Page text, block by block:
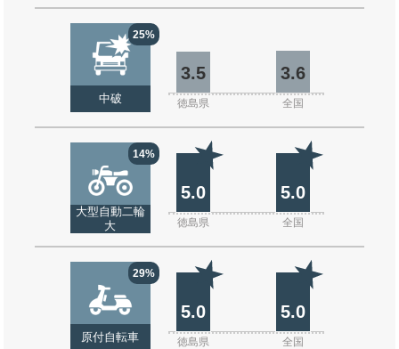
25%
中破
3.5 3.6
徳島県 全国
14%
大型自動二輪
大
5.0 5.0
徳島県 全国
29%
原付自転車
5.0 5.0
徳島県 全国